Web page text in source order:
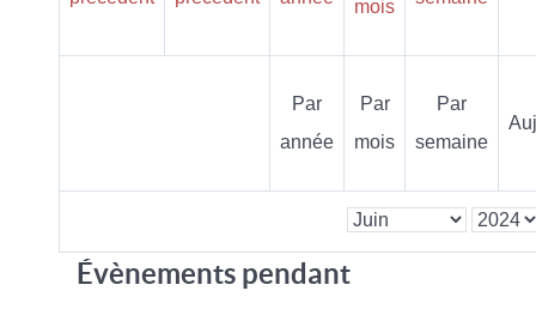
Par
année
Par
mois
Par
semaine
Évènements pendant